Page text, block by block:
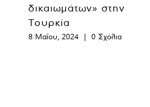
δικαιωμάτων» στην
Τουρκία
8 Μαΐου, 2024 | 0 Σχόλια